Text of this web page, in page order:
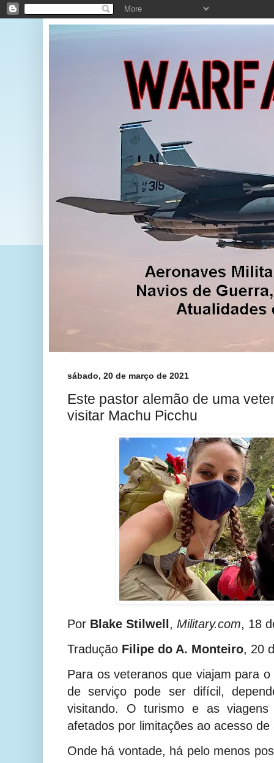
sábado, 20 de março de 2021
Este pastor alemão de uma
visitar Machu Picchu
Por Blake Stilwell , Military.com, 18
Tradução Filipe do A. Monteiro, 20
Para os veteranos que viajam para
de serviço pode ser difícil,
visitando. O turismo e as
afetados por limitações ao acesso de
Onde há vontade, há pelo menos